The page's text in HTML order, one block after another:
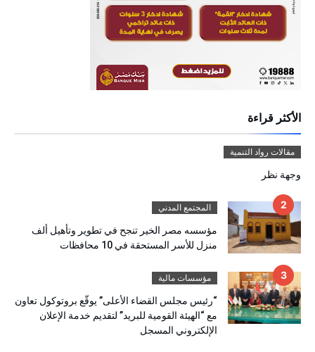
الأكثر قراءة
مقالات رواد التنمية
وجهة نظر
المجتمع المدني
مؤسسه مصر الخير تنجح في تطوير وتأهيل ألف
منزل للأسر المستحقة في 10 محافظات
مؤسسات مالية
“رئيس مجلس القضاء الأعلى” يوقّع بروتوكول تعاون
مع “الهيئة القومية للبريد” لتقديم خدمة الإعلان
الإلكتروني المسجل